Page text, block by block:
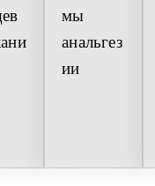
мы
анальгез
ии